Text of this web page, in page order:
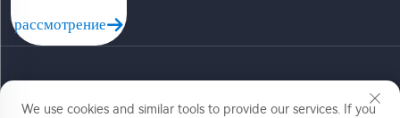
рассмотрение
Copyright © Zhejiang Jiadele Technology Co, Ltd. Все
права защищены
We use cookies and similar tools to provide our services. If you